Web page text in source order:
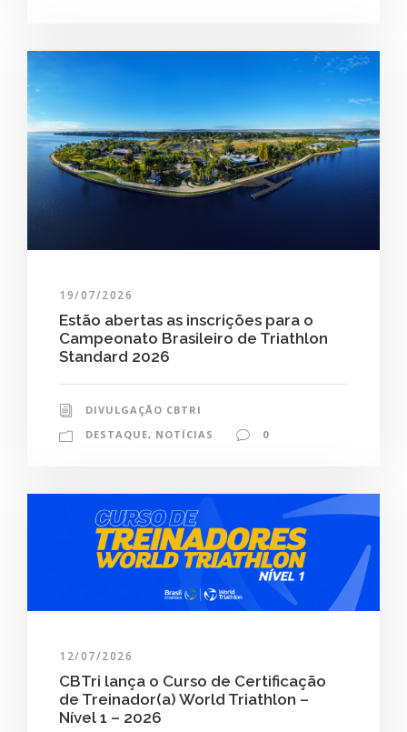
19/07/2026
Estão abertas as inscrições para o
Campeonato Brasileiro de Triathlon
Standard 2026
DIVULGAÇÃO CBTRI
DESTAQUE, NOTÍCIAS 0
12/07/2026
CBTri lança o Curso de Certificação
de Treinador(a) World Triathlon –
Nível 1 – 2026